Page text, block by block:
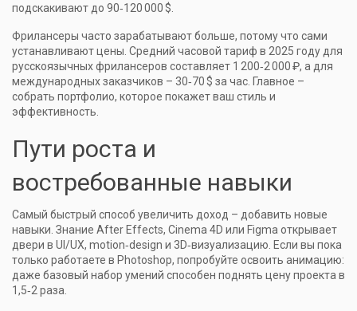
подскакивают до 90‑120 000 $.
Фрилансеры часто зарабатывают больше, потому что сами
устанавливают цены. Средний часовой тариф в 2025 году для
русскоязычных фрилансеров составляет 1 200‑2 000 ₽, а для
международных заказчиков – 30‑70 $ за час. Главное –
собрать портфолио, которое покажет ваш стиль и
эффективность.
Пути роста и
востребованные навыки
Самый быстрый способ увеличить доход – добавить новые
навыки. Знание After Effects, Cinema 4D или Figma открывает
двери в UI/UX, motion‑design и 3D‑визуализацию. Если вы пока
только работаете в Photoshop, попробуйте освоить анимацию:
даже базовый набор умений способен поднять цену проекта в
1,5‑2 раза.